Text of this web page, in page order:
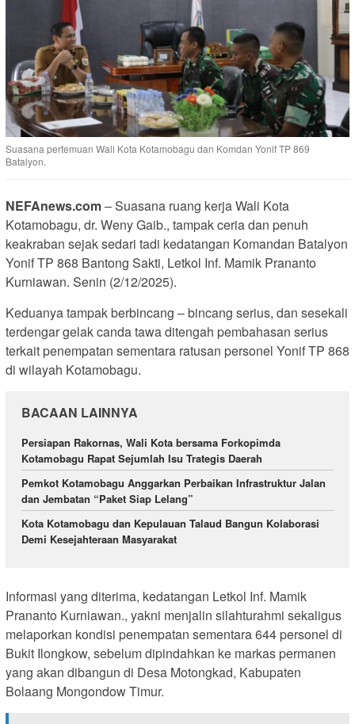
Suasana pertemuan Wali Kota Kotamobagu dan Komdan Yonif TP 869
Batalyon.
NEFAnews.com– Suasana ruang kerja Wali Kota
Kotamobagu, dr. Weny Gaib., tampak ceria dan penuh
keakraban sejak sedari tadi kedatangan Komandan Batalyon
Yonif TP 868 Bantong Sakti, Letkol Inf. Mamik Prananto
Kurniawan. Senin (2/12/2025).
Keduanya tampak berbincang – bincang serius, dan sesekali
terdengar gelak canda tawa ditengah pembahasan serius
terkait penempatan sementara ratusan personel Yonif TP 868
di wilayah Kotamobagu.
BACAAN LAINNYA
Persiapan Rakornas, Wali Kota bersama Forkopimda
Kotamobagu Rapat Sejumlah Isu Trategis Daerah
Pemkot Kotamobagu Anggarkan Perbaikan Infrastruktur Jalan
dan Jembatan “Paket Siap Lelang”
Kota Kotamobagu dan Kepulauan Talaud Bangun Kolaborasi
Demi Kesejahteraan Masyarakat
Informasi yang diterima, kedatangan Letkol Inf. Mamik
Prananto Kurniawan., yakni menjalin silahturahmi sekaligus
melaporkan kondisi penempatan sementara 644 personel di
Bukit Ilongkow, sebelum dipindahkan ke markas permanen
yang akan dibangun di Desa Motongkad, Kabupaten
Bolaang Mongondow Timur.